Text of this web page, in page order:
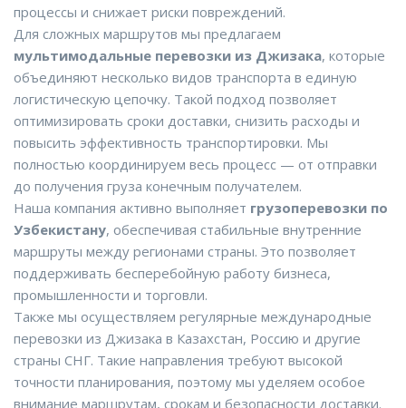
процессы и снижает риски повреждений.
Для сложных маршрутов мы предлагаем
мультимодальные перевозки из Джизака, которые
объединяют несколько видов транспорта в единую
логистическую цепочку. Такой подход позволяет
оптимизировать сроки доставки, снизить расходы и
повысить эффективность транспортировки. Мы
полностью координируем весь процесс — от отправки
до получения груза конечным получателем.
Наша компания активно выполняет грузоперевозки по
Узбекистану, обеспечивая стабильные внутренние
маршруты между регионами страны. Это позволяет
поддерживать бесперебойную работу бизнеса,
промышленности и торговли.
Также мы осуществляем регулярные международные
перевозки из Джизака в Казахстан, Россию и другие
страны СНГ. Такие направления требуют высокой
точности планирования, поэтому мы уделяем особое
внимание маршрутам, срокам и безопасности доставки.